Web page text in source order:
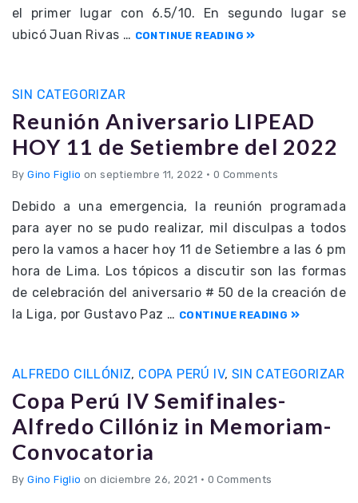
el primer lugar con 6.5/10. En segundo lugar se
ubicó Juan Rivas … CONTINUE READING
SIN CATEGORIZAR
Reunión Aniversario LIPEAD
HOY 11 de Setiembre del 2022
ByGino Figlio on septiembre 11, 2022 • 0 Comments
Debido a una emergencia, la reunión programada
para ayer no se pudo realizar, mil disculpas a todos
pero la vamos a hacer hoy 11 de Setiembre a las 6 pm
hora de Lima. Los tópicos a discutir son las formas
de celebración del aniversario # 50 de la creación de
la Liga, por Gustavo Paz … CONTINUE READING
ALFREDO CILLÓNIZ, COPA PERÚ IV, SIN CATEGORIZAR
Copa Perú IV Semifinales-
Alfredo Cillóniz in Memoriam-
Convocatoria
ByGino Figlio on diciembre 26, 2021 • 0 Comments